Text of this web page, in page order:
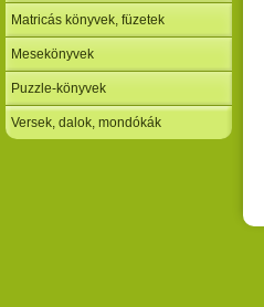
Matricás könyvek, füzetek
Mesekönyvek
Puzzle-könyvek
Versek, dalok, mondókák